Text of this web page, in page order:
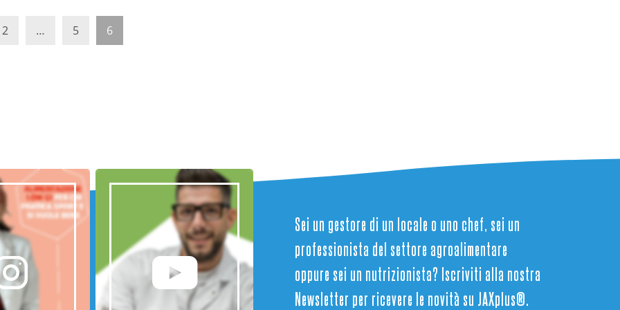
2 … 5 6
Sei un gestore di un locale o uno chef, sei un
professionista del settore agroalimentare
oppure sei un nutrizionista? Iscriviti alla nostra
Newsletter per ricevere le novità su JAXplus®.